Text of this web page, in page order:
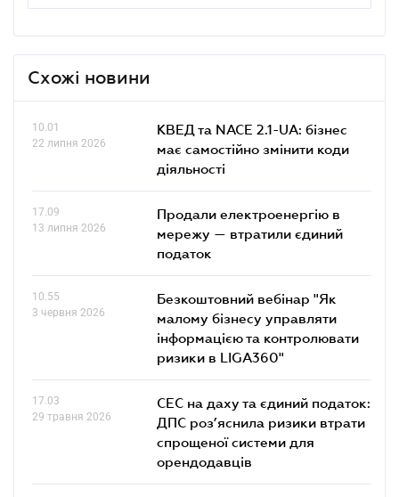
Схожі новини
10.01
22 липня 2026
КВЕД та NACE 2.1-UA: бізнес
має самостійно змінити коди
діяльності
17.09
13 липня 2026
Продали електроенергію в
мережу — втратили єдиний
податок
10.55
3 червня 2026
Безкоштовний вебінар "Як
малому бізнесу управляти
інформацією та контролювати
ризики в LIGA360"
17.03
29 травня 2026
СЕС на даху та єдиний податок:
ДПС роз’яснила ризики втрати
спрощеної системи для
орендодавців